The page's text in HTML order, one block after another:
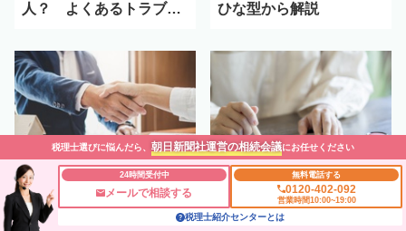
人？ よくあるトラブル
ひな型から解説
不動産相続・土地活用
相続した不動産を3年以
不動産相続・土地活用
相続登記に必要な書類の
税理士選びに悩んだら、 朝日新聞社運営の相続会議にお任せください
24時間受付中
メールで相談する
無料電話する
0120-402-092
営業時間10:00~19:00
税理士紹介センターとは